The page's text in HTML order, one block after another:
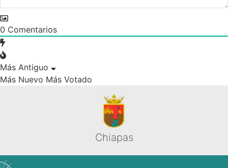
0 Comentarios
Más Antiguo
Más Nuevo Más Votado
Chiapas